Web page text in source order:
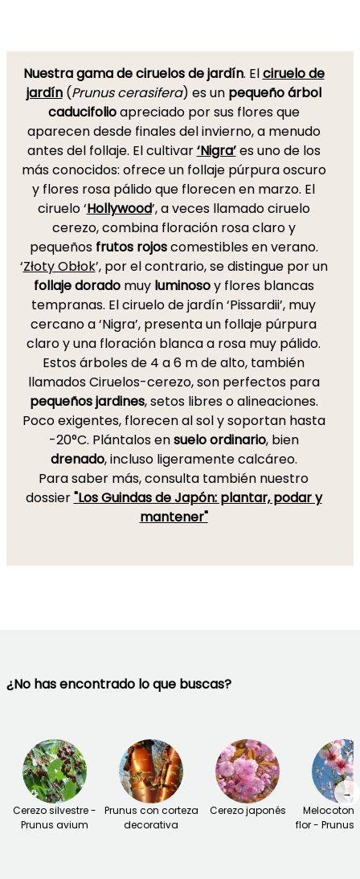
Nuestra gama de ciruelos de jardín. Elciruelo de
jardín(Prunus cerasifera) es un pequeño árbol
caducifolioapreciado por sus flores que
aparecen desde finales del invierno, a menudo
antes del follaje. El cultivar‘Nigra’es uno de los
más conocidos: ofrece un follaje púrpura oscuro
y flores rosa pálido que florecen en marzo. El
ciruelo ‘Hollywood’, a veces llamado ciruelo
cerezo, combina floración rosa claro y
pequeños frutos rojoscomestibles en verano.
‘Złoty Obłok’, por el contrario, se distingue por un
follaje doradomuy luminosoy flores blancas
tempranas. El ciruelo de jardín ‘Pissardii’, muy
cercano a ‘Nigra’, presenta un follaje púrpura
claro y una floración blanca a rosa muy pálido.
Estos árboles de 4 a 6 m de alto, también
llamados Ciruelos-cerezo, son perfectos para
pequeños jardines, setos libres o alineaciones.
Poco exigentes, florecen al sol y soportan hasta
-20°C. Plántalos ensuelo ordinario, bien
drenado, incluso ligeramente calcáreo.
Para saber más, consulta también nuestro
dossier"Los Guindas de Japón: plantar, podar y
mantener"
¿No has encontrado lo que buscas?
Cerezo silvestre -
Prunus avium
Prunus con corteza
decorativa
Cerezo japonés
flor - Prunus
→